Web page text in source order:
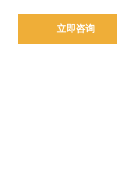
立即咨询